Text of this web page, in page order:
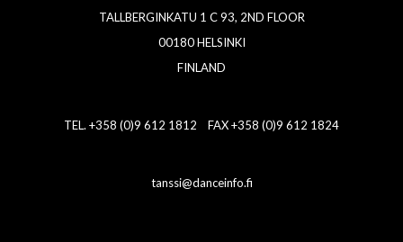
TALLBERGINKATU 1 C 93, 2ND FLOOR
00180 HELSINKI
FINLAND
TEL. +358 (0)9 612 1812 FAX +358 (0)9 612 1824
tanssi@danceinfo.fi